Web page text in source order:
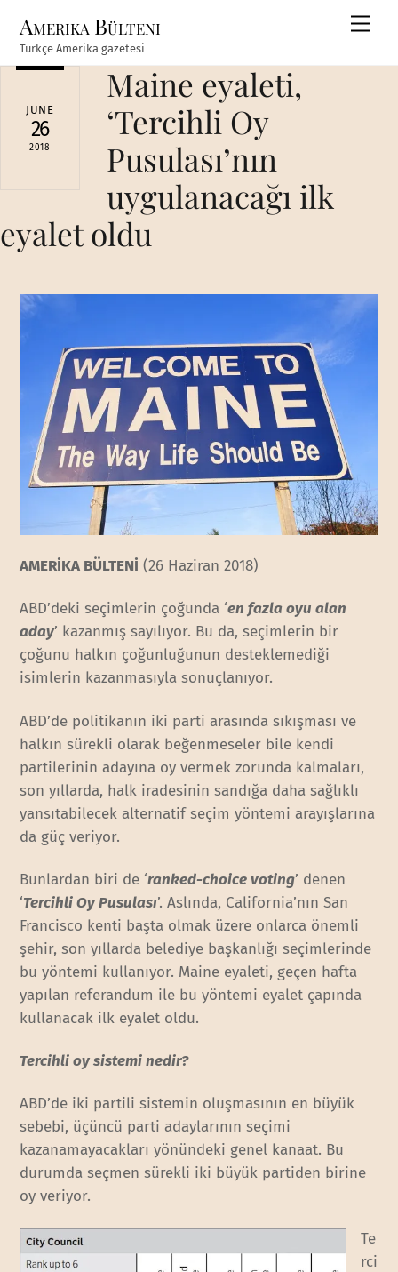
content
Amerika Bülteni
Türkçe Amerika gazetesi
JUNE
26
2018
Maine eyaleti,
‘Tercihli Oy
Pusulası’nın
uygulanacağı ilk
eyalet oldu
AMERİKA BÜLTENİ (26 Haziran 2018)
ABD’deki seçimlerin çoğunda ‘en fazla oyu alan
aday’ kazanmış sayılıyor. Bu da, seçimlerin bir
çoğunu halkın çoğunluğunun desteklemediği
isimlerin kazanmasıyla sonuçlanıyor.
ABD’de politikanın iki parti arasında sıkışması ve
halkın sürekli olarak beğenmeseler bile kendi
partilerinin adayına oy vermek zorunda kalmaları,
son yıllarda, halk iradesinin sandığa daha sağlıklı
yansıtabilecek alternatif seçim yöntemi arayışlarına
da güç veriyor.
Bunlardan biri de ‘ranked-choice voting’ denen
‘Tercihli Oy Pusulası’. Aslında, California’nın San
Francisco kenti başta olmak üzere onlarca önemli
şehir, son yıllarda belediye başkanlığı seçimlerinde
bu yöntemi kullanıyor. Maine eyaleti, geçen hafta
yapılan referandum ile bu yöntemi eyalet çapında
kullanacak ilk eyalet oldu.
Tercihli oy sistemi nedir?
ABD’de iki partili sistemin oluşmasının en büyük
sebebi, üçüncü parti adaylarının seçimi
kazanamayacakları yönündeki genel kanaat. Bu
durumda seçmen sürekli iki büyük partiden birine
oy veriyor.
Te
rci